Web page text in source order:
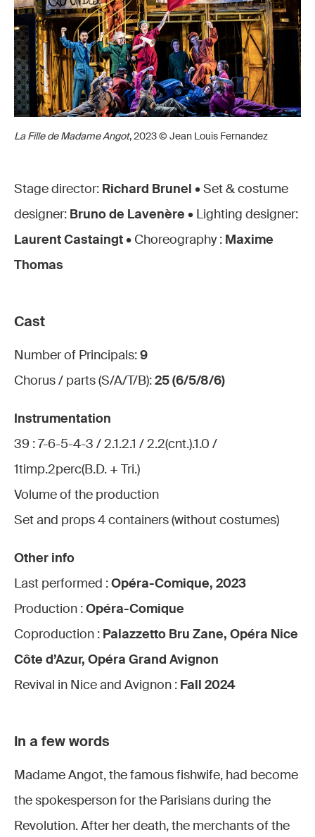
La Fille de Madame Angot, 2023 © Jean Louis Fernandez
Stage director: Richard Brunel •Set & costume
designer: Bruno de Lavenère • Lighting designer:
Laurent Castaingt• Choreography : Maxime
Thomas
Cast
Number of Principals:9
Chorus / parts (S/A/T/B):25 (6/5/8/6)
Instrumentation
39 : 7-6-5-4-3 / 2.1.2.1 / 2.2(cnt.).1.0 /
1timp.2perc(B.D. + Tri.)
Volume of the production
Set and props 4 containers (without costumes)
Other info
Last performed :Opéra-Comique, 2023
Production :Opéra-Comique
Coproduction : Palazzetto Bru Zane, Opéra Nice
Côte d’Azur, Opéra Grand Avignon
Revival in Nice and Avignon : Fall 2024
In a few words
Madame Angot, the famous fishwife, had become
the spokesperson for the Parisians during the
Revolution. After her death, the merchants of the